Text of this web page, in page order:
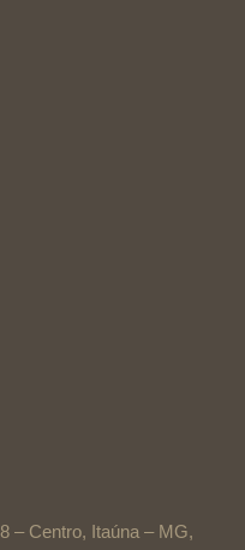
– Centro, Itaúna – MG,